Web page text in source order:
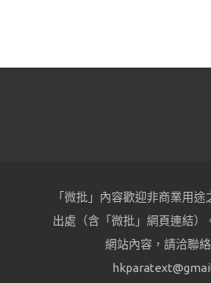
「微批」內容歡迎非商業用
出處（含「微批」網頁連結）
網站內容，請洽聯絡